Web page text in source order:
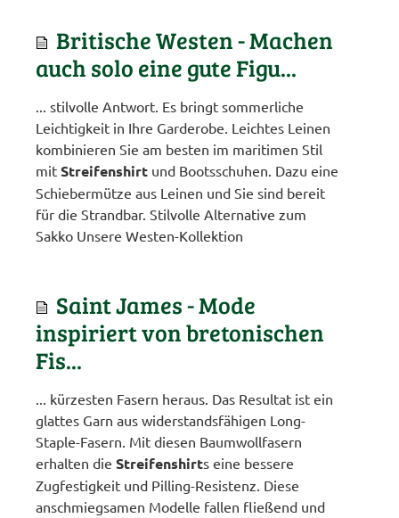
Britische Westen - Machen
auch solo eine gute Figu...
... stilvolle Antwort. Es bringt sommerliche
Leichtigkeit in Ihre Garderobe. Leichtes Leinen
kombinieren Sie am besten im maritimen Stil
mit Streifenshirt und Bootsschuhen. Dazu eine
Schiebermütze aus Leinen und Sie sind bereit
für die Strandbar. Stilvolle Alternative zum
Sakko Unsere Westen-Kollektion
Saint James - Mode
inspiriert von bretonischen
Fis...
... kürzesten Fasern heraus. Das Resultat ist ein
glattes Garn aus widerstandsfähigen Long-
Staple-Fasern. Mit diesen Baumwollfasern
erhalten die Streifenshirts eine bessere
Zugfestigkeit und Pilling-Resistenz. Diese
anschmiegsamen Modelle fallen fließend und